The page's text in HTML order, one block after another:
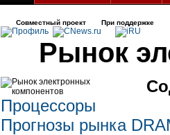
Совместный проект При поддержке
Рынок
Процессоры
Прогнозы рынка